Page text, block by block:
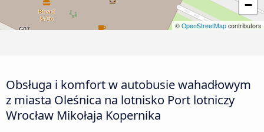
−
© OpenStreetMap contributors
Obsługa i komfort w autobusie wahadłowym
z miasta Oleśnica na lotnisko Port lotniczy
Wrocław Mikołaja Kopernika